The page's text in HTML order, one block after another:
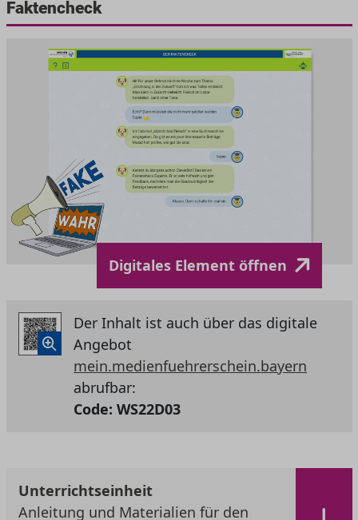
Faktencheck
Digitales Element öffnen
Der Inhalt ist auch über das digitale
Angebot
mein.medienfuehrerschein.bayern
abrufbar:
Code:WS22D03
Unterrichtseinheit
Anleitung und Materialien für den